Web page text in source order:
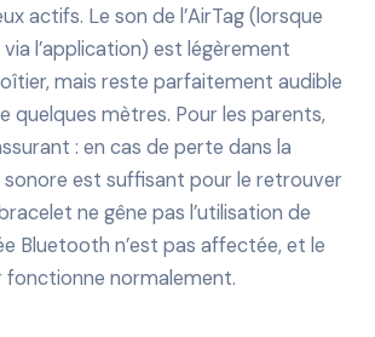
actifs. Le son de l’AirTag (lorsque
l’application) est légèrement
mais reste parfaitement audible
quelques mètres. Pour les parents,
: en cas de perte dans la
sonore est suffisant pour le retrouver
ne gêne pas l’utilisation de
Bluetooth n’est pas affectée, et le
fonctionne normalement.